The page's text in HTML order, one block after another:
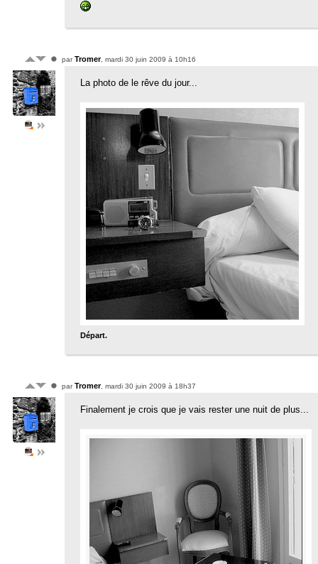
parTromer, mardi 30 juin 2009 à 10h16
La photo de le rêve du jour...
Départ.
parTromer, mardi 30 juin 2009 à 18h37
Finalement je crois que je vais rester une nuit de plus...